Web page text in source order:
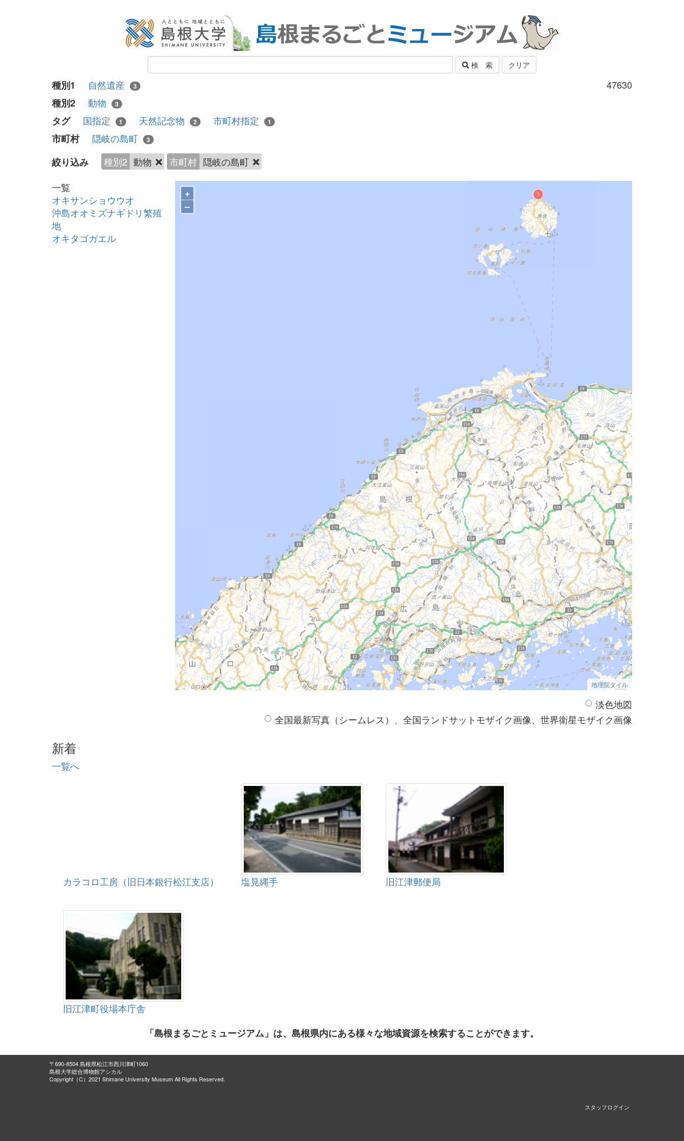
検 索 クリア
47630
種別1 自然遺産 3
種別2 動物 3
タグ 国指定 1 天然記念物 2 市町村指定 1
市町村 隠岐の島町 3
絞り込み 種別2 動物 市町村 隠岐の島町
一覧
オキサンショウウオ
沖島オオミズナギドリ繁殖
地
オキタゴガエル
+
–
地理院タイル
淡色地図
全国最新写真（シームレス）、全国ランドサットモザイク画像、世界衛星モザイク画像
新着
一覧へ
カラコロ工房（旧日本銀行松江支店） 塩見縄手 旧江津郵便局
旧江津町役場本庁舎
「島根まるごとミュージアム」は、島根県内にある様々な地域資源を検索することができます。
〒690-8504 島根県松江市西川津町1060
島根大学総合博物館アシカル
Copyright（C）2021 Shimane University Museum All Rights Reserved.
スタッフログイン